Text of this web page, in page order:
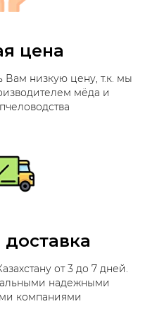
цена
низкую цену, т.к. мы
мёда и
от 3 до 7 дней.
надежными
компаниями